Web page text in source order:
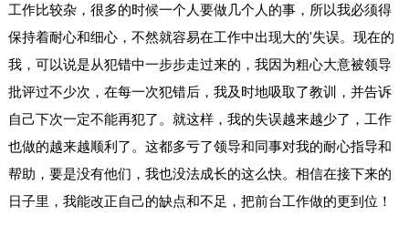
工作比较杂，很多的时候一个人要做几个人的事，所以我必须得
保持着耐心和细心，不然就容易在工作中出现大的'失误。现在的
我，可以说是从犯错中一步步走过来的，我因为粗心大意被领导
批评过不少次，在每一次犯错后，我及时地吸取了教训，并告诉
自己下次一定不能再犯了。就这样，我的失误越来越少了，工作
也做的越来越顺利了。这都多亏了领导和同事对我的耐心指导和
帮助，要是没有他们，我也没法成长的这么快。相信在接下来的
日子里，我能改正自己的缺点和不足，把前台工作做的更到位！